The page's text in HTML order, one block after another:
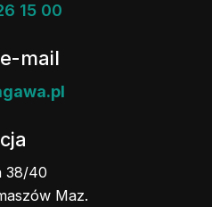
15 00
mail
38/40
Maz.